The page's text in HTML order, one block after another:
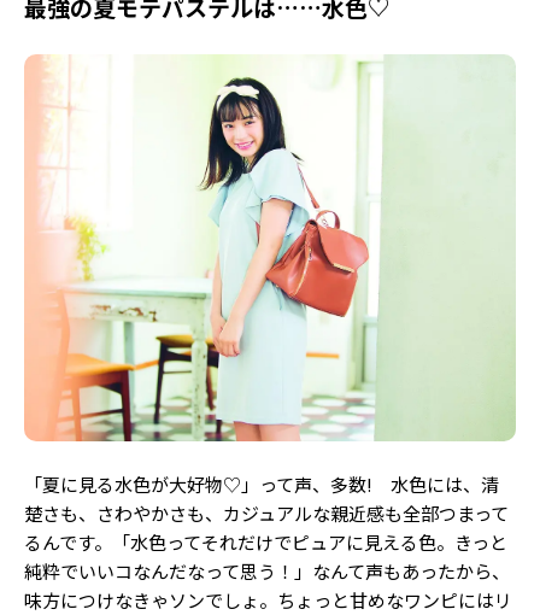
「夏に見る水色が大好物♡」って声、多数! 水色には、清
楚さも、さわやかさも、カジュアルな親近感も全部つまって
るんです。「水色ってそれだけでピュアに見える色。きっと
純粋でいいコなんだなって思う！」なんて声もあったから、
味方につけなきゃソンでしょ。ちょっと甘めなワンピにはリ